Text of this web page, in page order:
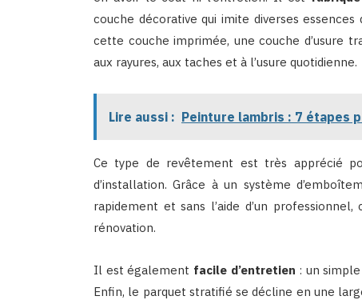
couche décorative qui imite diverses
cette couche imprimée, une couche d’usure
aux rayures, aux taches et à l’usure quotidienne.
Lire aussi : Peinture lambris : 7 étapes
Ce type de revêtement est très apprécié
d’installation. Grâce à un système
rapidement et sans l’aide d’un
rénovation.
Il est également facile d’entretien : un
Enfin, le parquet stratifié se décline en une